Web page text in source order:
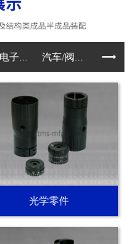
子... 汽车/阀... 电动工
光学零件